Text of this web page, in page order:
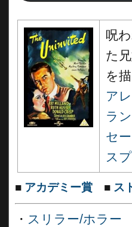
呪
た
を
ア
ラ
セー
スプ
■ アカデミー賞 ■ ス
・ スリラー/ホラー